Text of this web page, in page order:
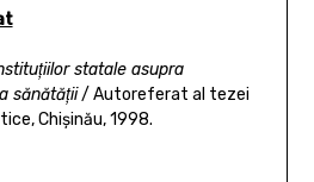
statale asupra
sănătăţii/ Autoreferat al tezei
Chişinău, 1998.